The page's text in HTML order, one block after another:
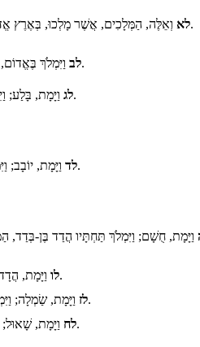
לאוְאֵלֶּה, הַמְּלָכִים, אֲשֶׁר מָלְכוּ, בְּאֶרֶץ אֱדוֹם--לִפְנֵי מְלָךְ-מֶלֶךְ, לִבְנֵי יִשְׂרָאֵל.
לבוַיִּמְלֹךְ בֶּאֱדוֹם, בֶּלַע בֶּן-בְּעוֹר; וְשֵׁם עִירוֹ, דִּנְהָבָה.
לגוַיָּמָת, בָּלַע; וַיִּמְלֹךְ תַּחְתָּיו, יוֹבָב בֶּן-זֶרַח מִבָּצְרָה.
לדוַיָּמָת, יוֹבָב; וַיִּמְלֹךְ תַּחְתָּיו, חֻשָׁם מֵאֶרֶץ הַתֵּימָנִי.
וַיָּמָת, חֻשָׁם; וַיִּמְלֹךְ תַּחְתָּיו הֲדַד בֶּן-
לווַיָּמָת, הֲדָד; וַיִּמְלֹךְ תַּחְתָּיו, שַׂמְלָה מִמַּשְׂרֵקָה.
לזוַיָּמָת, שַׂמְלָה; וַיִּמְלֹךְ תַּחְתָּיו, שָׁאוּל מֵרְחֹבוֹת הַנָּהָר.
לחוַיָּמָת, שָׁאוּל; וַיִּמְלֹךְ תַּחְתָּיו, בַּעַל חָנָן בֶּן-עַכְבּוֹר.